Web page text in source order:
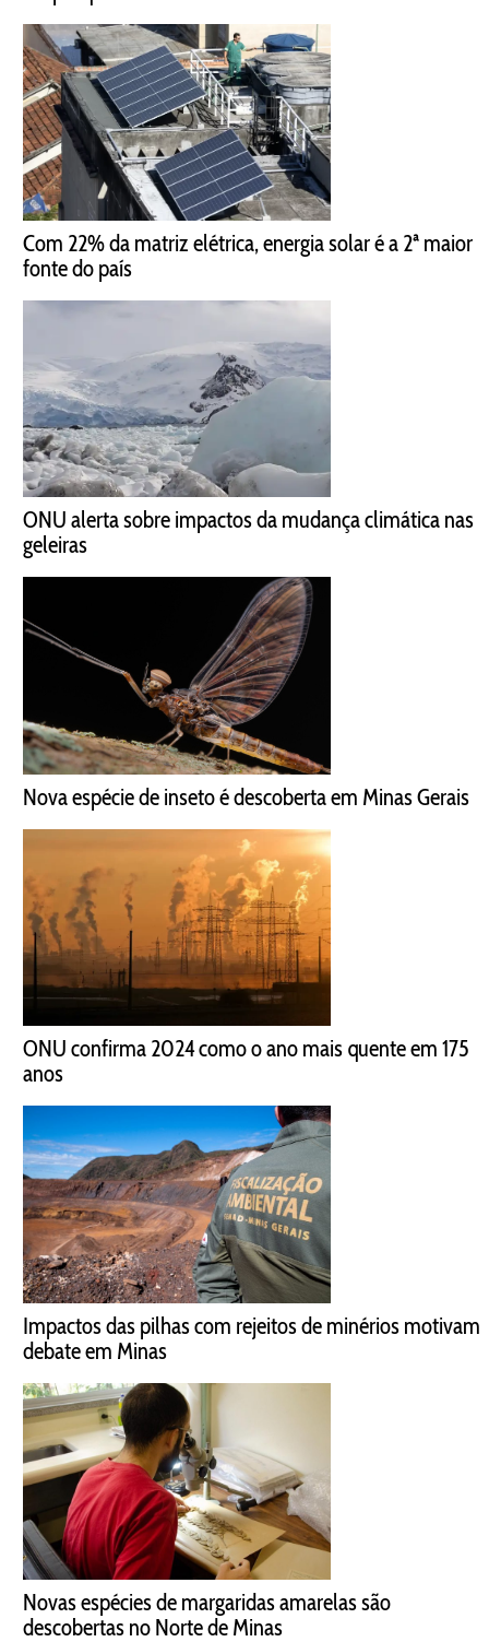
Com 22% da matriz elétrica, energia solar é a 2ª maior
fonte do país
ONU alerta sobre impactos da mudança climática nas
geleiras
Nova espécie de inseto é descoberta em Minas Gerais
ONU confirma 2024 como o ano mais quente em 175
anos
Impactos das pilhas com rejeitos de minérios motivam
debate em Minas
Novas espécies de margaridas amarelas são
descobertas no Norte de Minas